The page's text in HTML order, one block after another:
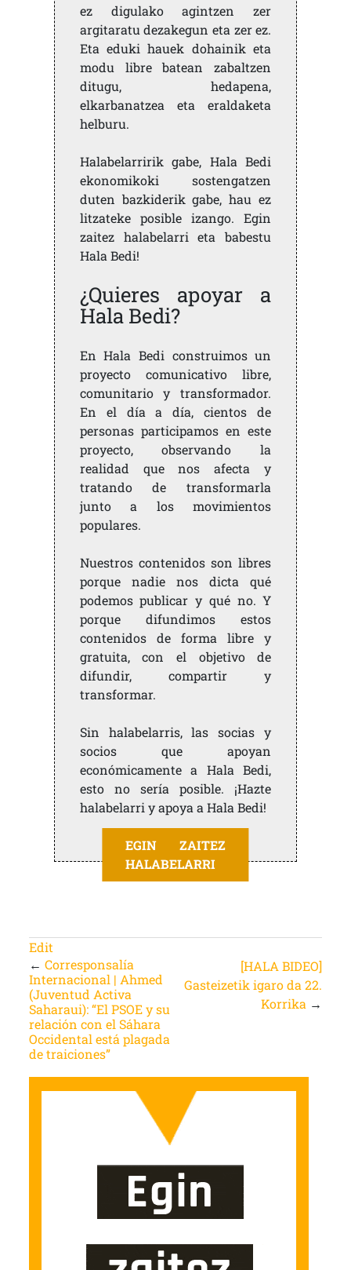
ez digulako agintzen zer
argitaratu dezakegun eta zer ez.
Eta eduki hauek dohainik eta
modu libre batean zabaltzen
ditugu, hedapena,
elkarbanatzea eta eraldaketa
helburu.
Halabelarririk gabe, Hala Bedi
ekonomikoki sostengatzen
duten bazkiderik gabe, hau ez
litzateke posible izango. Egin
zaitez halabelarri eta babestu
Hala Bedi!
¿Quieres apoyar a
Hala Bedi?
En Hala Bedi construimos un
proyecto comunicativo libre,
comunitario y transformador.
En el día a día, cientos de
personas participamos en este
proyecto, observando la
realidad que nos afecta y
tratando de transformarla
junto a los movimientos
populares.
Nuestros contenidos son libres
porque nadie nos dicta qué
podemos publicar y qué no. Y
porque difundimos estos
contenidos de forma libre y
gratuita, con el objetivo de
difundir, compartir y
transformar.
Sin halabelarris, las socias y
socios que apoyan
económicamente a Hala Bedi,
esto no sería posible. ¡Hazte
halabelarri y apoya a Hala Bedi!
EGIN ZAITEZ
HALABELARRI
Edit
← Corresponsalía
Internacional | Ahmed
(Juventud Activa
Saharaui): “El PSOE y su
relación con el Sáhara
Occidental está plagada
de traiciones”
[HALA BIDEO]
Gasteizetik igaro da 22.
Korrika →